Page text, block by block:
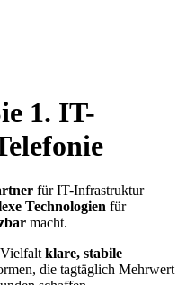
1. IT-
für IT-Infrastruktur
Technologien für
macht.
klare, stabile
die tagtäglich Mehrwert